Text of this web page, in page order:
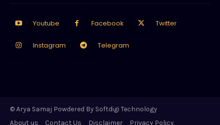
Youtube Facebook Twitter
Instagram Telegram
© Arya Samaj Powdered By Softdigi Technology
About us
Contact Us Disclaimer Privacy Policy